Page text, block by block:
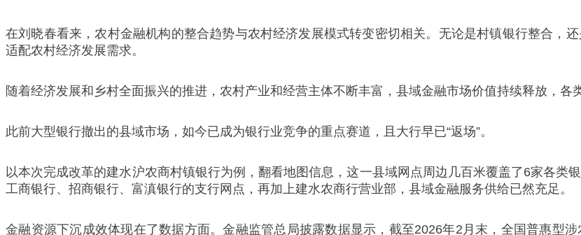
在刘晓春看来，农村金融机构的整合趋势与农村经济发展模式转变密切相关。无论是村镇银行整合，
适配农村经济发展需求。
随着经济发展和乡村全面振兴的推进，农村产业和经营主体不断丰富，县域金融市场价值持续释放，各
此前大型银行撤出的县域市场，如今已成为银行业竞争的重点赛道，且大行早已“返场”。
以本次完成改革的建水沪农商村镇银行为例，翻看地图信息，这一县域网点周边几百米覆盖了6家各类
工商银行、招商银行、富滇银行的支行网点，再加上建水农商行营业部，县域金融服务供给已然充足。
金融资源下沉成效体现在了数据方面。金融监管总局披露数据显示，截至2026年2月末，全国普惠型